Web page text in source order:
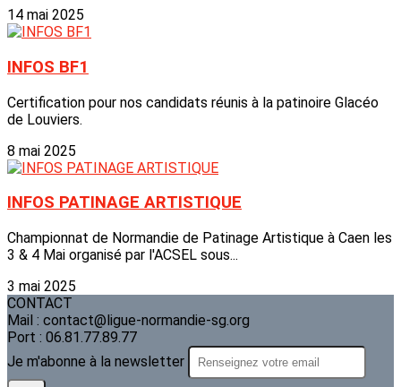
14 mai 2025
INFOS BF1
Certification pour nos candidats réunis à la patinoire Glacéo
de Louviers.
8 mai 2025
INFOS PATINAGE ARTISTIQUE
Championnat de Normandie de Patinage Artistique à Caen les
3 & 4 Mai organisé par l'ACSEL sous...
3 mai 2025
CONTACT
Mail : contact@ligue-normandie-sg.org
Port : 06.81.77.89.77
Je m'abonne à la newsletter